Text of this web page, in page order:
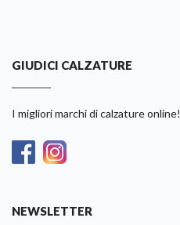
GIUDICI CALZATURE
I migliori marchi di calzature online!
NEWSLETTER